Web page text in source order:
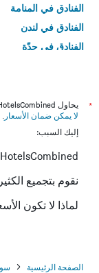
الفنادق في المنامة
الفنادق في لندن
الفنادق في جدّة
*
يحاول HotelsCombined بشكل دائم الحصول على الأسعار الدقيقة، ولكن
لا يمكن ضمان الأسعار .
إليك السبب:
HotelsCombined ليس البائع
نقوم بتجميع
لماذا لا تكون
الصفحة الرئيسية